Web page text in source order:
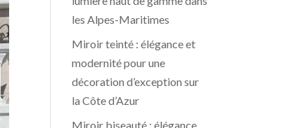
les Alpes-Maritimes
Miroir teinté : élégance et
modernité pour une
décoration d’exception sur
la Côte d’Azur
Miroir biseauté : élégance